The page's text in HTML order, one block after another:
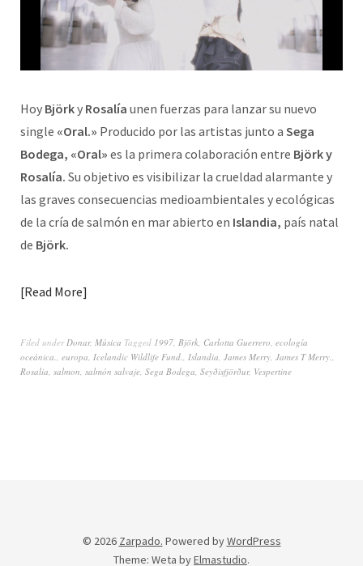
Hoy Björky Rosalía unen fuerzas para lanzar su nuevo
single «Oral.» Producido por las artistas junto a Sega
Bodega, «Oral» es la primera colaboración entre Björk y
Rosalía. Su objetivo es visibilizar la crueldad alarmante y
las graves consecuencias medioambientales y ecológicas
de la cría de salmón en mar abierto en Islandia, país natal
de Björk.
Read More
Filed under Donar, Música Tagged 1997 Björk Carlotta Guerrero ecología
oceánica.
europa Icelandic Wildlife Fund. Islandia James Merry James T Merry.
Rosalia salmon salmón salvaje Sega Bodega Seyðisfjörður, Vespertine
© 2026 Zarpado. Powered byWordPress
Theme: Weta byElmastudio.